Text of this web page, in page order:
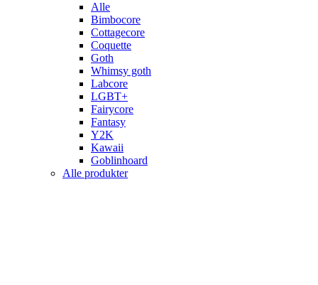
Alle
Bimbocore
Cottagecore
Coquette
Goth
Whimsy goth
Labcore
LGBT+
Fairycore
Fantasy
Y2K
Kawaii
Goblinhoard
Alle produkter